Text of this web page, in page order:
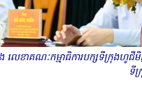
លេខាគណៈកម្មាធិការបក្សទីក្រុងហូ
ទី